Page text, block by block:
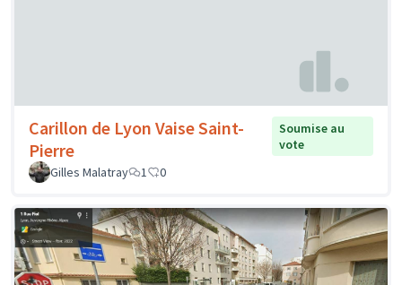
Carillon de Lyon Vaise Saint-
Pierre
Soumise au
vote
Gilles Malatray
1 0